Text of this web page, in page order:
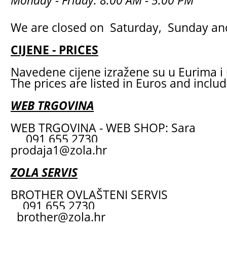
We are closed on Saturday, Sunday
CIJENE - PRICES
Navedene cijene izražene su u Eurima
The prices are listed in Euros and
WEB TRGOVINA
WEB TRGOVINA - WEB SHOP: Sara
091 655 2730
prodaja1@zola.hr
ZOLA SERVIS
BROTHER OVLAŠTENI SERVIS
091 655 2730
brother@zola.hr